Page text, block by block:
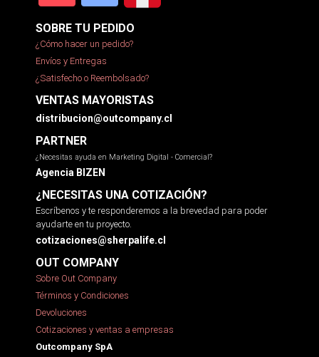
SOBRE TU PEDIDO
¿Cómo hacer un pedido?
Envíos y Entregas
¿Satisfecho o Reembolsado?
VENTAS MAYORISTAS
distribucion@outcompany.cl
PARTNER
¿Necesitas ayuda en Marketing Digital - Comercial?
Agencia BIZEN
¿NECESITAS UNA COTIZACIÓN?
Escríbenos y te responderemos a la brevedad para poder
ayudarte en tu proyecto.
cotizaciones@sherpalife.cl
OUT COMPANY
Sobre Out Company
Términos y Condiciones
Devoluciones
Cotizaciones y ventas a empresas
Outcompany SpA